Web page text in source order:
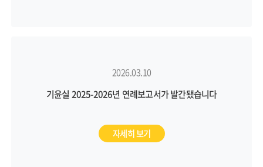
2026.03.10
기윤실 2025-2026년 연례보고서가 발간됐습니다
자세히 보기